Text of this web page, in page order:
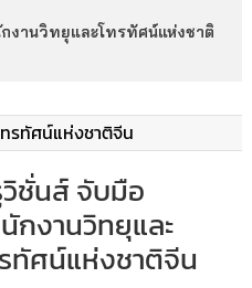
งานวิทยุและโทรทัศน์แห่งชาติ
รทัศน์แห่งชาติจีน
ชั่นส์ จับมือ
กงานวิทยุและ
ทัศน์แห่งชาติจีน